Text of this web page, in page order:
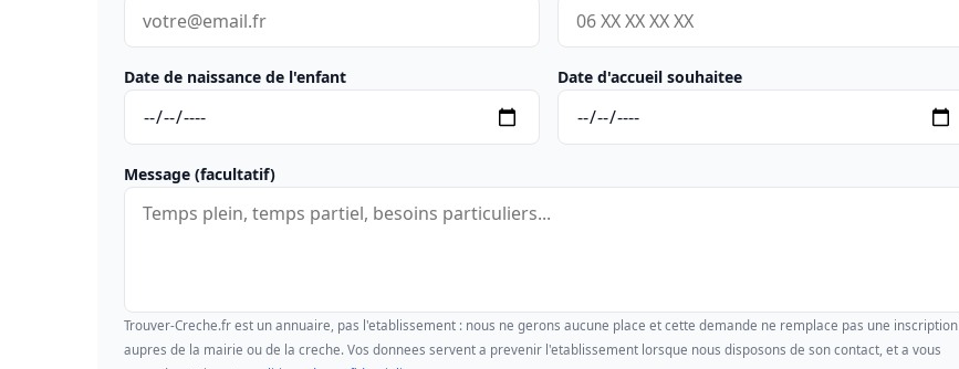
Date de naissance de l'enfant Date d'accueil souhaitee
Message (facultatif)
Trouver-Creche.fr est un annuaire, pas l'etablissement : nous ne gerons aucune place et cette demande ne remplace pas une inscription
aupres de la mairie ou de la creche. Vos donnees servent a prevenir l'etablissement lorsque nous disposons de son contact, et a vous